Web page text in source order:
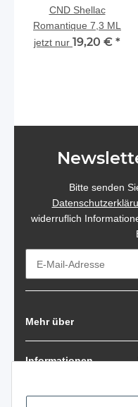
CND Shellac
Romantique 7,3 ML
jetzt nur 19,20 € *
Bitte senden
widerruflich
Mehr über
Informationen
Zahlungsarten